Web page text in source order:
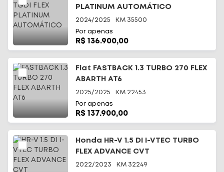
PLATINUM AUTOMÁTICO
2024/2025 KM 35500
Por apenas
R$ 136.900,00
Fiat FASTBACK 1.3 TURBO 270 FLEX
ABARTH AT6
2025/2025 KM 22453
Por apenas
R$ 137.900,00
Honda HR-V 1.5 DI I-VTEC TURBO
FLEX ADVANCE CVT
2022/2023 KM 32249